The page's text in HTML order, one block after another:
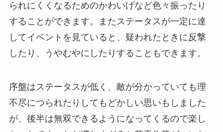
られにくくなるためのかわいげなど色々振ったり
することができます。またステータスが一定に達
してイベントを見ていると、疑われたときに反撃
したり、うやむやにしたりすることもできます。
序盤はステータスが低く、敵が分かっていても理
不尽につられたりしてもどかしい思いもしました
が、後半は無双できるようになってくるので楽し